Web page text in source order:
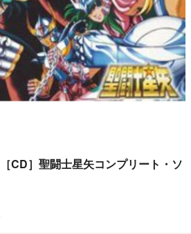
CD］聖闘士星矢コンプリート・ソ